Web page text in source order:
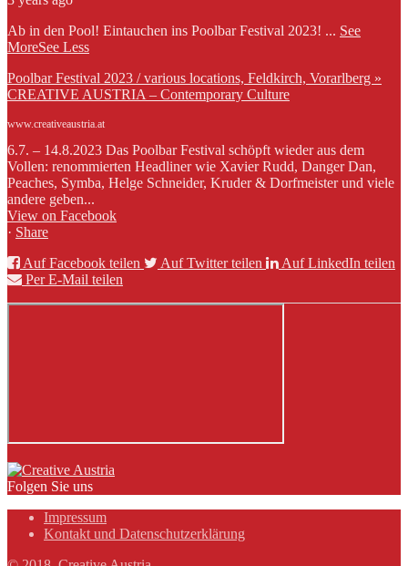
Ab in den Pool! Eintauchen ins Poolbar Festival 2023! ... See
MoreSee Less
Poolbar Festival 2023 / various locations, Feldkirch, Vorarlberg »
CREATIVE AUSTRIA – Contemporary Culture
www.creativeaustria.at
6.7. – 14.8.2023 Das Poolbar Festival schöpft wieder aus dem
Vollen: renommierten Headliner wie Xavier Rudd, Danger Dan,
Peaches, Symba, Helge Schneider, Kruder & Dorfmeister und viele
andere geben...
View on Facebook
· Share
Auf Facebook teilen
Auf Twitter teilen
Auf LinkedIn teilen
Per E-Mail teilen
Folgen Sie uns
Impressum
Kontakt und Datenschutzerklärung